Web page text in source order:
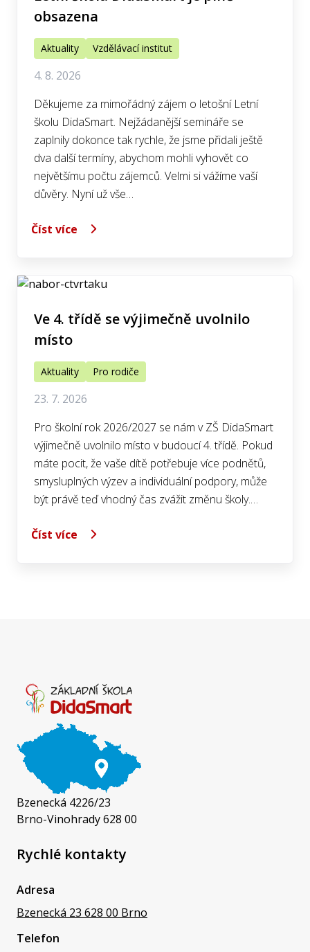
obsazena
Aktuality Vzdělávací institut
4. 8. 2026
Děkujeme za mimořádný zájem o letošní Letní
školu DidaSmart. Nejžádanější semináře se
zaplnily dokonce tak rychle, že jsme přidali ještě
dva další termíny, abychom mohli vyhovět co
největšímu počtu zájemců. Velmi si vážíme vaší
důvěry. Nyní už vše…
Číst více
Ve 4. třídě se výjimečně uvolnilo
místo
Aktuality Pro rodiče
23. 7. 2026
Pro školní rok 2026/2027 se nám v ZŠ DidaSmart
výjimečně uvolnilo místo v budoucí 4. třídě. Pokud
máte pocit, že vaše dítě potřebuje více podnětů,
smysluplných výzev a individuální podpory, může
být právě teď vhodný čas zvážit změnu školy.…
Číst více
Bzenecká 4226/23
Brno-Vinohrady 628 00
Rychlé kontakty
Adresa
Bzenecká 23 628 00 Brno
Telefon